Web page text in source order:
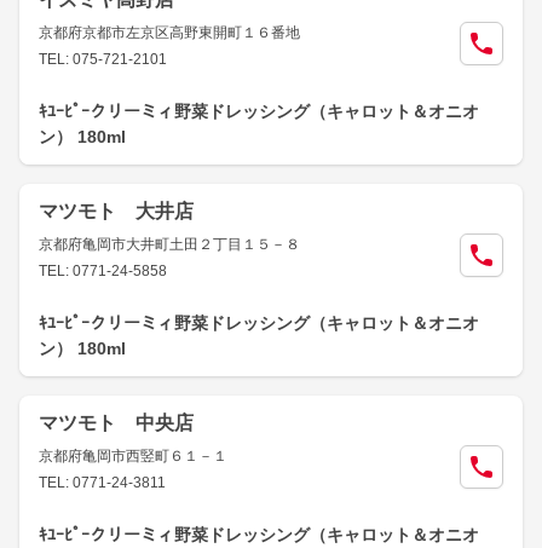
京都府京都市左京区高野東開町１６番地
TEL: 075-721-2101
ｷﾕｰﾋﾟｰクリーミィ野菜ドレッシング（キャロット＆オニオ
ン） 180ml
マツモト 大井店
京都府亀岡市大井町土田２丁目１５－８
TEL: 0771-24-5858
ｷﾕｰﾋﾟｰクリーミィ野菜ドレッシング（キャロット＆オニオ
ン） 180ml
マツモト 中央店
京都府亀岡市西竪町６１－１
TEL: 0771-24-3811
ｷﾕｰﾋﾟｰクリーミィ野菜ドレッシング（キャロット＆オニオ